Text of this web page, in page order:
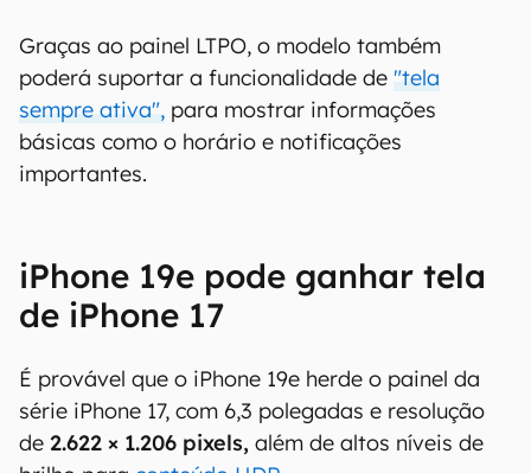
Graças ao painel LTPO, o modelo também
poderá suportar a funcionalidade de "tela
sempre ativa", para mostrar informações
básicas como o horário e notificações
importantes.
iPhone 19e pode ganhar tela
de iPhone 17
É provável que o iPhone 19e herde o painel da
série iPhone 17, com 6,3 polegadas e resolução
de 2.622 × 1.206 pixels, além de altos níveis de